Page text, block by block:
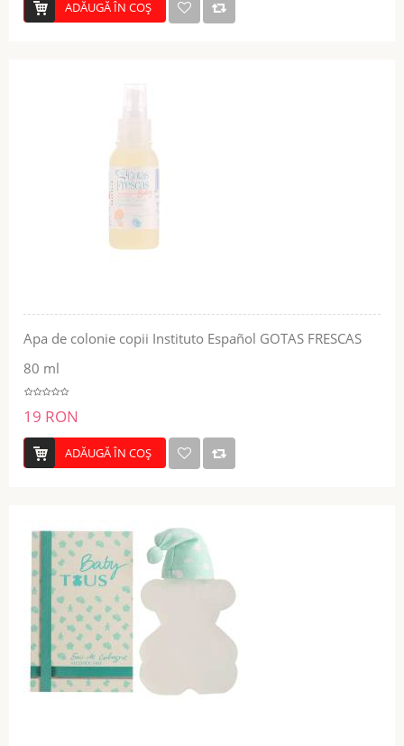
ADĂUGĂ ÎN COŞ
Apa de colonie copii Instituto Español GOTAS FRESCAS
80 ml
19 RON
ADĂUGĂ ÎN COŞ